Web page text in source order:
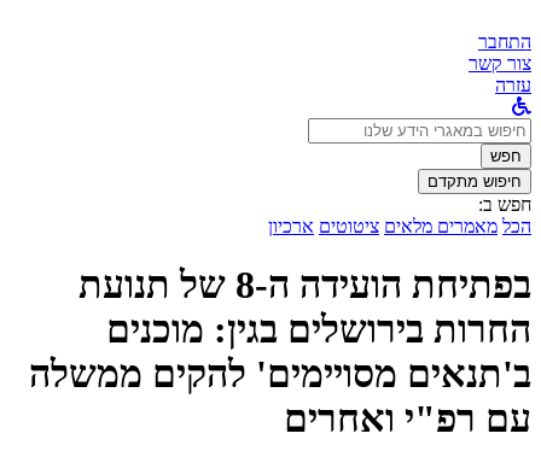
התחבר
צור קשר
עזרה
לחפש
ב:חפש
חיפוש מתקדם
חפש ב:
הכל מאמרים מלאים ציטוטים ארכיון
בפתיחת הועידה ה-8 של תנועת
החרות בירושלים בגין: מוכנים
ב'תנאים מסויימים' להקים ממשלה
עם רפ"י ואחרים